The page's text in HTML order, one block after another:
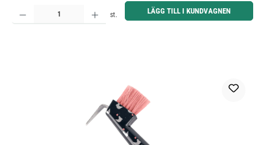
Produktkvantitet: Ange önskat belopp eller använd knapparna för att öka eller minska kvantiteten.
st. LÄGG TILL I KUNDVAGNEN